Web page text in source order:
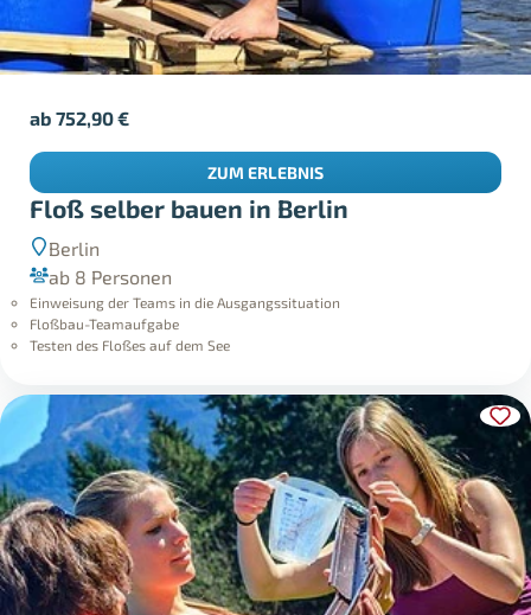
Floß selber bauen in Berlin
Berlin
ab 8 Personen
Einweisung der Teams in die Ausgangssituation
Floßbau-Teamaufgabe
Testen des Floßes auf dem See
ab752,90€
ZUM ERLEBNIS